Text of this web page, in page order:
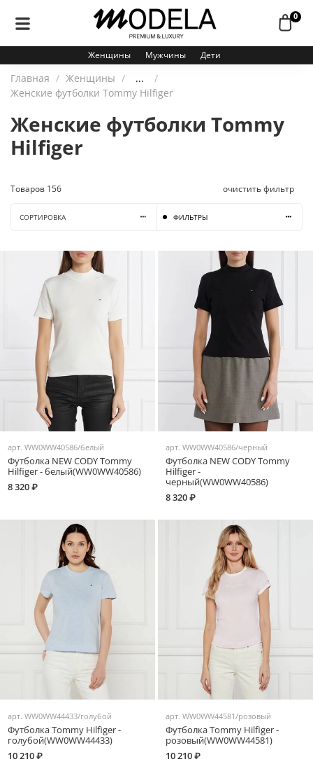
0
Женщины Мужчины Дети
Главная Женщины
...
Женские футболки Tommy Hilfiger
Женские футболки Tommy
Hilfiger
Товаров 156 очистить фильтр
СОРТИРОВКА ФИЛЬТРЫ
арт.WW0WW40586/белый
Футболка NEW CODY Tommy
Hilfiger - белый(WW0WW40586)
8 320 ₽
арт. WW0WW40586/черный
Футболка NEW CODY Tommy
Hilfiger -
черный(WW0WW40586)
8 320 ₽
арт.WW0WW44433/голубой
Футболка Tommy Hilfiger -
голубой(WW0WW44433)
10 210 ₽
арт. WW0WW44581/розовый
Футболка Tommy Hilfiger -
розовый(WW0WW44581)
10 210 ₽